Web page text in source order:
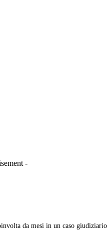
-
da mesi in un caso giudiziario